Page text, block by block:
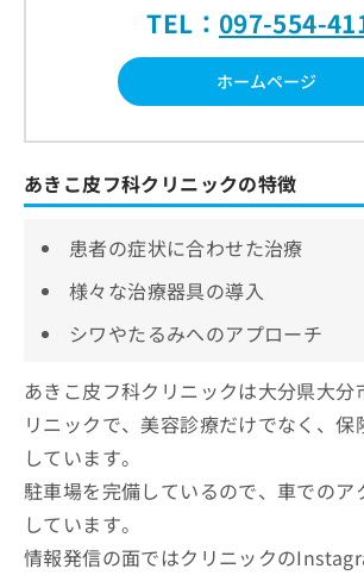
TEL： 097-554-
ホームページ
あきこ皮フ科クリニックの特徴
患者の症状に合わせた治療
様々な治療器具の導入
シワやたるみへのアプローチ
あきこ皮フ科クリニックは大分県大分
リニックで、美容診療だけでなく、保
しています。
駐車場を完備しているので、車でのア
しています。
情報発信の面ではクリニックの